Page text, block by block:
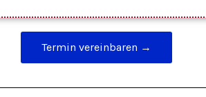
Termin vereinbaren →